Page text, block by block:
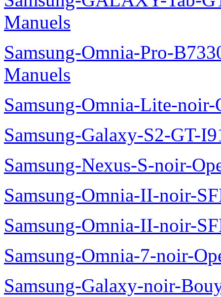
Manuels
Samsung-Omnia-Pro-
Manuels
Samsung-Omnia-Lite-
Samsung-Galaxy-S2-GT-
Samsung-Nexus-S-noir-
Samsung-Omnia-II-noir-
Samsung-Omnia-II-noir-
Samsung-Omnia-7-noir-
Samsung-Galaxy-noir-